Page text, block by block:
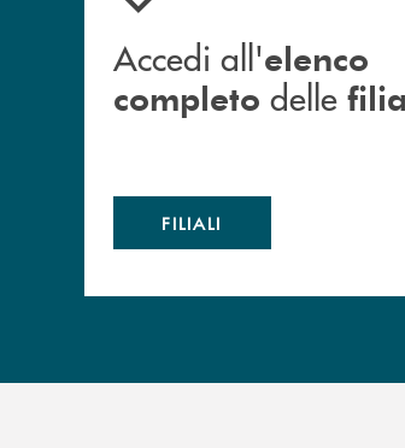
Accedi all'elenco
completo delle
FILIALI